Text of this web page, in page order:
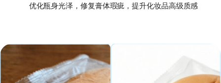
优化瓶身光泽，修复膏体瑕疵，提升化妆品高级质感